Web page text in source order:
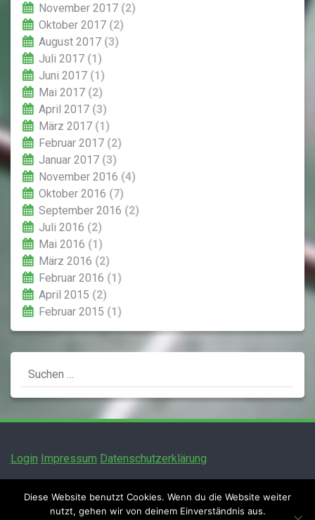
November 2017 (2)
Oktober 2017 (2)
August 2017 (3)
Juli 2017 (1)
Juni 2017 (1)
Mai 2017 (2)
April 2017 (3)
März 2017 (1)
Februar 2017 (2)
Januar 2017 (3)
November 2016 (4)
Oktober 2016 (7)
September 2016 (2)
Juli 2016 (2)
Mai 2016 (1)
März 2016 (2)
Februar 2016 (1)
April 2015 (2)
Februar 2015 (1)
Suchen
nach:
Login Impressum Datenschutzerklärung
Diese Website benutzt Cookies. Wenn du die Website weiter
nutzt, gehen wir von deinem Einverständnis aus.